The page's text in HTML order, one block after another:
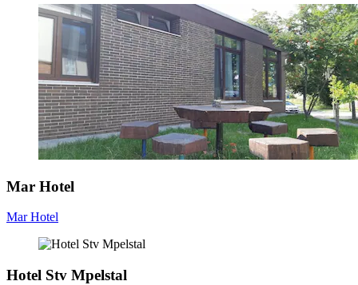
Mar Hotel
Mar Hotel
Hotel Stv Mpelstal